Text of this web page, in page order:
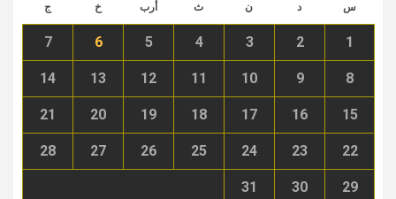
س د ن ث أرب خ ج
1
2
3
4
5
6
7
8
9
10
11
12
13
14
15
16
17
18
19
20
21
22
23
24
25
26
27
28
29
30
31